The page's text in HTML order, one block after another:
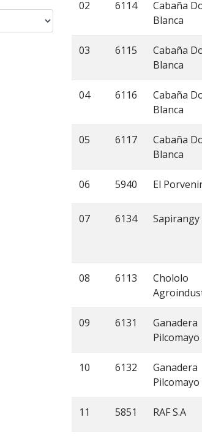
02 6114
Cabaña
Blanca
03 6115
Cabaña
Blanca
04 6116
Cabaña
Blanca
05 6117
Cabaña
Blanca
06 5940 El
07 6134 Sapirangy
08 6113
Chololo
09 6131
Ganadera
Pilcomayo
10 6132
Ganadera
Pilcomayo
11 5851 RAF S.A